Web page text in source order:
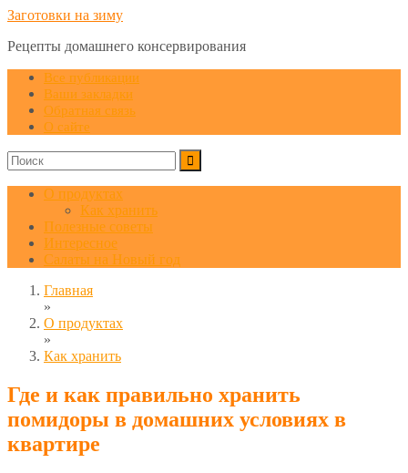
Заготовки на зиму
Рецепты домашнего консервирования
Все публикации
Ваши закладки
Обратная связь
О сайте
О продуктах
Как хранить
Полезные советы
Интересное
Салаты на Новый год
Главная
»
О продуктах
»
Как хранить
Где и как правильно хранить
помидоры в домашних условиях в
квартире